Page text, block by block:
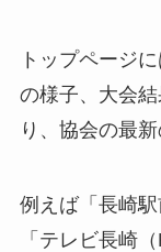
トップページ
の様子、大会
り、協会の最
例えば「長崎駅
「テレビ長崎